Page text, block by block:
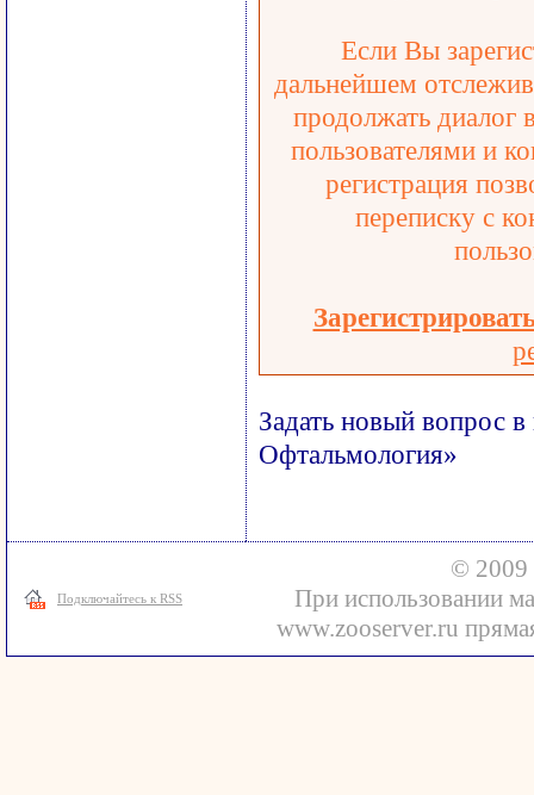
Если Вы
дальнейшем
продолжать диалог
пользователями и
регистрация
переписку с
Задать новый вопрос
Офтальмология»
Подключайтесь к RSS
© 2009
При использовании
www.zooserver.ru